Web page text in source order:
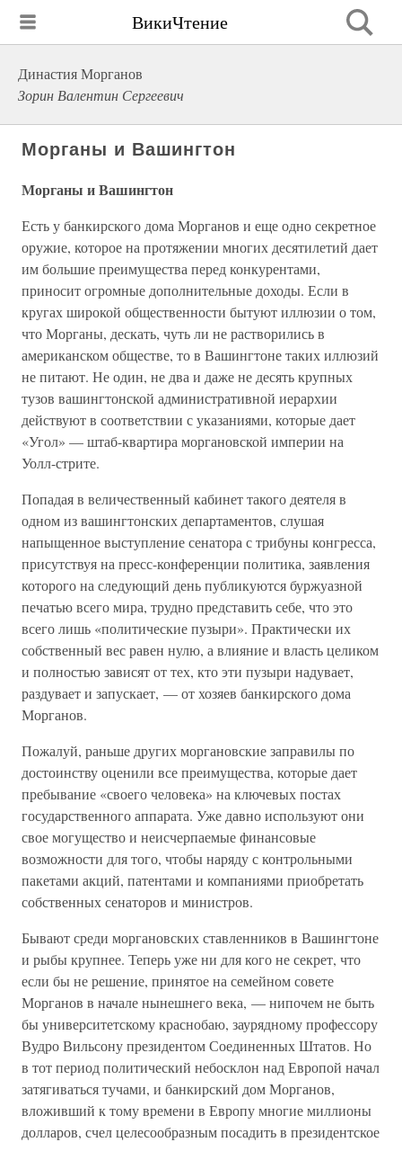
ВикиЧтение
Династия Морганов
Зорин Валентин Сергеевич
Морганы и Вашингтон
Морганы и Вашингтон
Есть у банкирского дома Морганов и еще одно секретное
оружие, которое на протяжении многих десятилетий дает
им большие преимущества перед конкурентами,
приносит огромные дополнительные доходы. Если в
кругах широкой общественности бытуют иллюзии о том,
что Морганы, дескать, чуть ли не растворились в
американском обществе, то в Вашингтоне таких иллюзий
не питают. Не один, не два и даже не десять крупных
тузов вашингтонской административной иерархии
действуют в соответствии с указаниями, которые дает
«Угол» — штаб-квартира моргановской империи на
Уолл-стрите.
Попадая в величественный кабинет такого деятеля в
одном из вашингтонских департаментов, слушая
напыщенное выступление сенатора с трибуны конгресса,
присутствуя на пресс-конференции политика, заявления
которого на следующий день публикуются буржуазной
печатью всего мира, трудно представить себе, что это
всего лишь «политические пузыри». Практически их
собственный вес равен нулю, а влияние и власть целиком
и полностью зависят от тех, кто эти пузыри надувает,
раздувает и запускает, — от хозяев банкирского дома
Морганов.
Пожалуй, раньше других моргановские заправилы по
достоинству оценили все преимущества, которые дает
пребывание «своего человека» на ключевых постах
государственного аппарата. Уже давно используют они
свое могущество и неисчерпаемые финансовые
возможности для того, чтобы наряду с контрольными
пакетами акций, патентами и компаниями приобретать
собственных сенаторов и министров.
Бывают среди моргановских ставленников в Вашингтоне
и рыбы крупнее. Теперь уже ни для кого не секрет, что
если бы не решение, принятое на семейном совете
Морганов в начале нынешнего века, — нипочем не быть
бы университетскому краснобаю, заурядному профессору
Вудро Вильсону президентом Соединенных Штатов. Но
в тот период политический небосклон над Европой начал
затягиваться тучами, и банкирский дом Морганов,
вложивший к тому времени в Европу многие миллионы
долларов, счел целесообразным посадить в президентское